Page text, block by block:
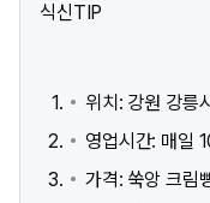
식신TIP
위치: 강원 강릉
영업시간: 매일
가격: 쑥앙 크